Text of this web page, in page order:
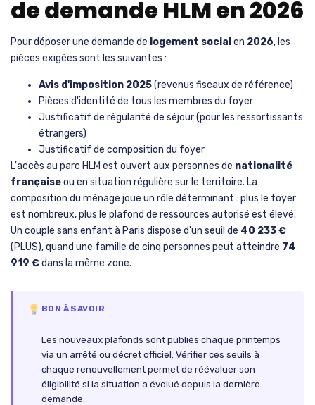
de demande HLM en 2026
Pour déposer une demande de logement social en 2026, les
pièces exigées sont les suivantes :
Avis d'imposition 2025(revenus fiscaux de référence)
Pièces d'identité de tous les membres du foyer
Justificatif de régularité de séjour (pour les ressortissants
étrangers)
Justificatif de composition du foyer
L'accès au parc HLM est ouvert aux personnes de nationalité
françaiseou en situation régulière sur le territoire. La
composition du ménage joue un rôle déterminant : plus le foyer
est nombreux, plus le plafond de ressources autorisé est élevé.
Un couple sans enfant à Paris dispose d'un seuil de 40 233 €
(PLUS), quand une famille de cinq personnes peut atteindre 74
919 €dans la même zone.
BON À SAVOIR
Les nouveaux plafonds sont publiés chaque printemps
via un arrêté ou décret officiel. Vérifier ces seuils à
chaque renouvellement permet de réévaluer son
éligibilité si la situation a évolué depuis la dernière
demande.